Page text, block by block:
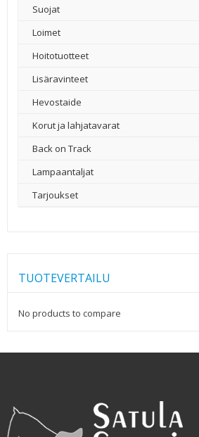
Suojat
Loimet
Hoitotuotteet
Lisäravinteet
Hevostaide
Korut ja lahjatavarat
Back on Track
Lampaantaljat
Tarjoukset
TUOTEVERTAILU
No products to compare